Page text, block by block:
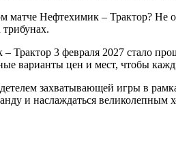
матче Нефтехимик – Трактор? Не
трибунах.
Трактор 3 февраля 2027 стало
варианты цен и мест, чтобы
захватывающей игры в
и наслаждаться